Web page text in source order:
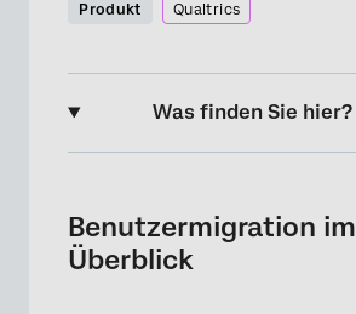
Produkt Qualtrics
Was finden Sie hier?
Benutzermigrationsvorgang
Manuelle Migration
Benutzermigration im
Überblick